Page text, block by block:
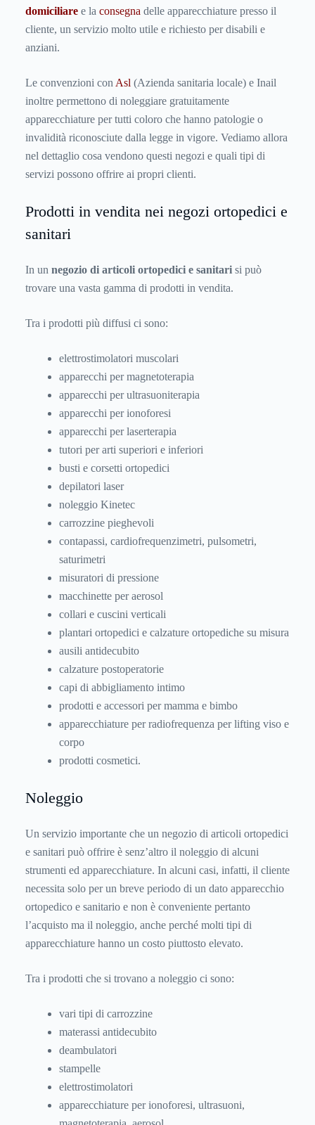
domiciliare e la consegna delle apparecchiature presso il
cliente, un servizio molto utile e richiesto per disabili e
anziani.
Le convenzioni con Asl (Azienda sanitaria locale) e Inail
inoltre permettono di noleggiare gratuitamente
apparecchiature per tutti coloro che hanno patologie o
invalidità riconosciute dalla legge in vigore. Vediamo allora
nel dettaglio cosa vendono questi negozi e quali tipi di
servizi possono offrire ai propri clienti.
Prodotti in vendita nei negozi ortopedici e
sanitari
In un negozio di articoli ortopedici e sanitari si può
trovare una vasta gamma di prodotti in vendita.
Tra i prodotti più diffusi ci sono:
elettrostimolatori muscolari
apparecchi per magnetoterapia
apparecchi per ultrasuoniterapia
apparecchi per ionoforesi
apparecchi per laserterapia
tutori per arti superiori e inferiori
busti e corsetti ortopedici
depilatori laser
noleggio Kinetec
carrozzine pieghevoli
contapassi, cardiofrequenzimetri, pulsometri,
saturimetri
misuratori di pressione
macchinette per aerosol
collari e cuscini verticali
plantari ortopedici e calzature ortopediche su misura
ausili antidecubito
calzature postoperatorie
capi di abbigliamento intimo
prodotti e accessori per mamma e bimbo
apparecchiature per radiofrequenza per lifting viso e
corpo
prodotti cosmetici.
Noleggio
Un servizio importante che un negozio di articoli ortopedici
e sanitari può offrire è senz’altro il noleggio di alcuni
strumenti ed apparecchiature. In alcuni casi, infatti, il cliente
necessita solo per un breve periodo di un dato apparecchio
ortopedico e sanitario e non è conveniente pertanto
l’acquisto ma il noleggio, anche perché molti tipi di
apparecchiature hanno un costo piuttosto elevato.
Tra i prodotti che si trovano a noleggio ci sono:
vari tipi di carrozzine
materassi antidecubito
deambulatori
stampelle
elettrostimolatori
apparecchiature per ionoforesi, ultrasuoni,